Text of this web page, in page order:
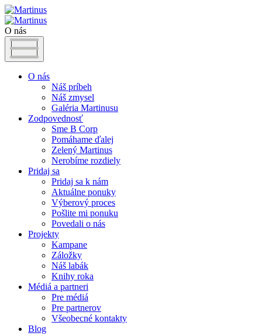
O nás
O nás
Náš príbeh
Náš zmysel
Galéria Martinusu
Zodpovednosť
Sme B Corp
Pomáhame ďalej
Zelený Martinus
Nerobíme rozdiely
Pridaj sa
Pridaj sa k nám
Aktuálne ponuky
Výberový proces
Pošlite mi ponuku
Povedali o nás
Projekty
Kampane
Záložky
Náš labák
Knihy roka
Médiá a partneri
Pre médiá
Pre partnerov
Všeobecné kontakty
Blog